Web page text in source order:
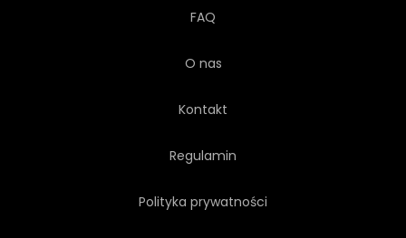
FAQ
O nas
Kontakt
Regulamin
Polityka prywatności